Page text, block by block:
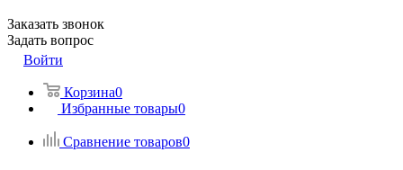
Заказать звонок
Задать вопрос
Войти
Корзина0
Избранные товары0
Сравнение товаров0